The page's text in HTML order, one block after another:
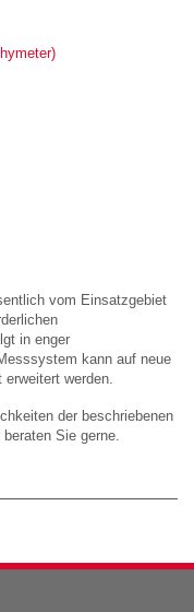
vom Einsatzgebiet
in enger
kann auf neue
werden.
der beschriebenen
Sie gerne.